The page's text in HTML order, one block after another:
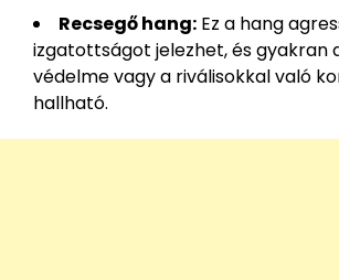
Recsegő hang: Ez a hang
izgatottságot jelezhet, és gyakran
védelme vagy a riválisokkal való
hallható.